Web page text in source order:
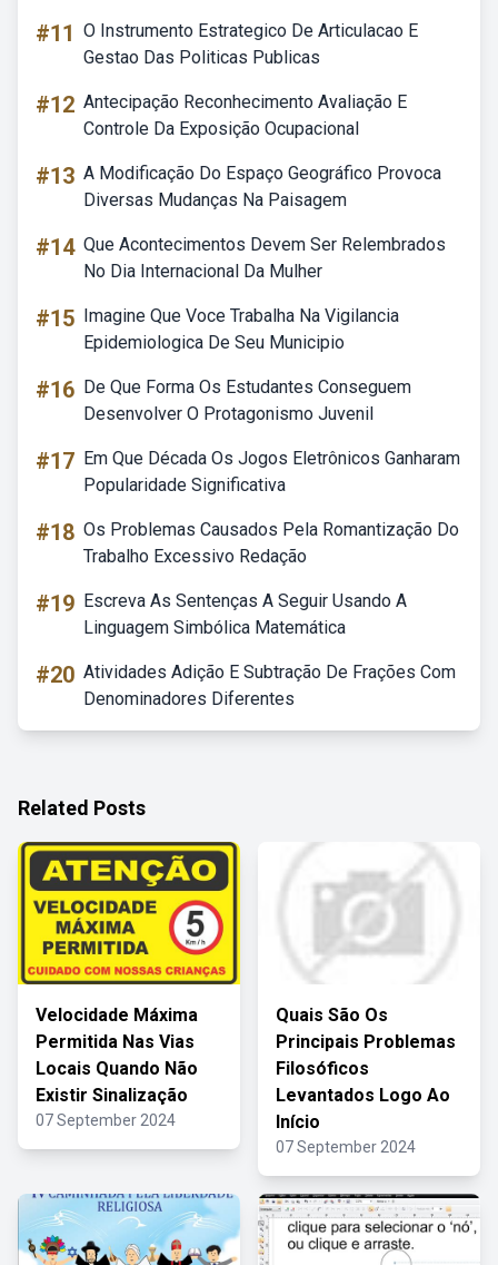
#11 O Instrumento Estrategico De Articulacao E
Gestao Das Politicas Publicas
#12 Antecipação Reconhecimento Avaliação E
Controle Da Exposição Ocupacional
#13 A Modificação Do Espaço Geográfico Provoca
Diversas Mudanças Na Paisagem
#14 Que Acontecimentos Devem Ser Relembrados
No Dia Internacional Da Mulher
#15 Imagine Que Voce Trabalha Na Vigilancia
Epidemiologica De Seu Municipio
#16 De Que Forma Os Estudantes Conseguem
Desenvolver O Protagonismo Juvenil
#17 Em Que Década Os Jogos Eletrônicos Ganharam
Popularidade Significativa
#18 Os Problemas Causados Pela Romantização Do
Trabalho Excessivo Redação
#19 Escreva As Sentenças A Seguir Usando A
Linguagem Simbólica Matemática
#20 Atividades Adição E Subtração De Frações Com
Denominadores Diferentes
Related Posts
Velocidade Máxima
Permitida Nas Vias
Locais Quando Não
Existir Sinalização
07 September 2024
Quais São Os
Principais Problemas
Filosóficos
Levantados Logo Ao
Início
07 September 2024